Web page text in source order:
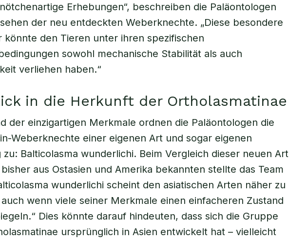
Erhebungen“, beschreiben die Paläontologen
der neu entdeckten Weberknechte. „Diese besondere
könnte den Tieren unter ihren spezifischen
sowohl mechanische Stabilität als auch
verliehen haben.“
in die Herkunft der Ortholasmatinae
der einzigartigen Merkmale ordnen die Paläontologen die
Weberknechte einer eigenen Art und sogar eigenen
zu: Balticolasma wunderlichi. Beim Vergleich dieser neuen Art
aus Ostasien und Amerika bekannten stellte das Team
wunderlichi scheint den asiatischen Arten näher zu
wenn viele seiner Merkmale einen einfacheren Zustand
Dies könnte darauf hindeuten, dass sich die Gruppe
ursprünglich in Asien entwickelt hat – vielleicht